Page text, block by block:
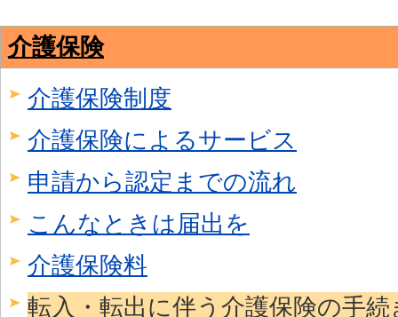
介護保険
介護保険制度
介護保険によるサービス
申請から認定までの流れ
こんなときは届出を
介護保険料
転入・転出に伴う介護保険の手続